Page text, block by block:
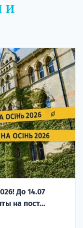
И
До 14.07
на пост...